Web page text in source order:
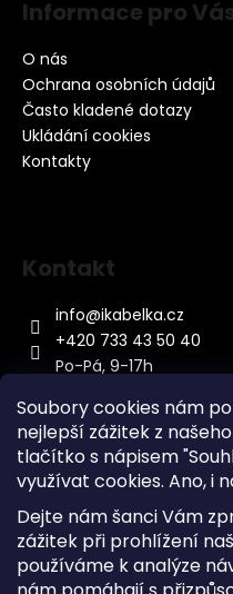
Soubory cookies nám
nejlepší zážitek z
tlačítko s nápisem
využívat cookies. Ano, i
Dejte nám šanci Vám
zážitek při prohlížení
používáme k analýze
Informace pro
O nás
Ochrana osobních údajů
Často kladené dotazy
Ukládání cookies
Kontakty
Kontakt
info@ikabelka.cz
+420 733 43 50 40
Po-Pá, 9-17h
Kontakt
Sitemap
Doprava a Platba